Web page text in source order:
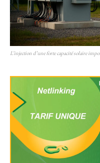
L’injection d’une forte capacité solaire